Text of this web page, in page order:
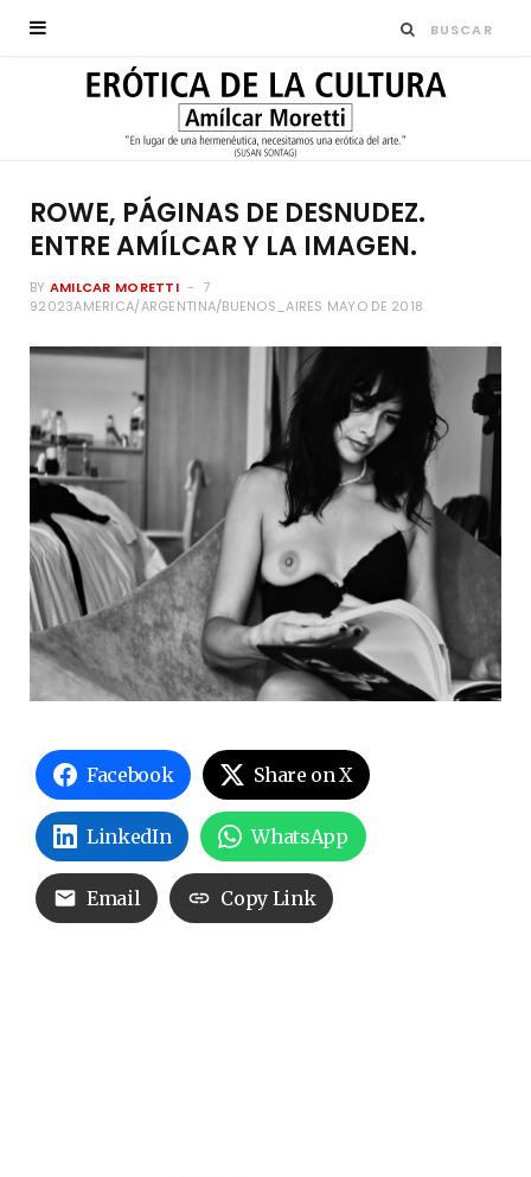
ROWE, PÁGINAS DE DESNUDEZ.
ENTRE AMÍLCAR Y LA IMAGEN.
BY AMILCAR MORETTI
7
92023AMERICA/ARGENTINA/BUENOS_AIRES MAYO DE 2018
Facebook Share on X
LinkedIn WhatsApp
Email Copy Link